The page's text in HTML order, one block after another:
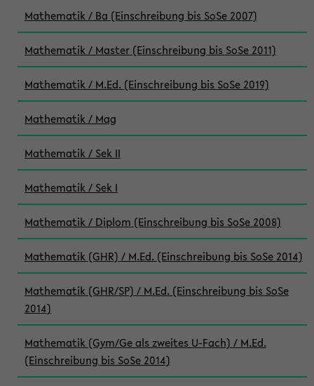
Mathematik / Ba (Einschreibung bis SoSe 2007)
Mathematik / Master (Einschreibung bis SoSe 2011)
Mathematik / M.Ed. (Einschreibung bis SoSe 2019)
Mathematik / Mag
Mathematik / Sek II
Mathematik / Sek I
Mathematik / Diplom (Einschreibung bis SoSe 2008)
Mathematik (GHR) / M.Ed. (Einschreibung bis SoSe 2014)
Mathematik (GHR/SP) / M.Ed. (Einschreibung bis SoSe
2014)
Mathematik (Gym/Ge als zweites U-Fach) / M.Ed.
(Einschreibung bis SoSe 2014)